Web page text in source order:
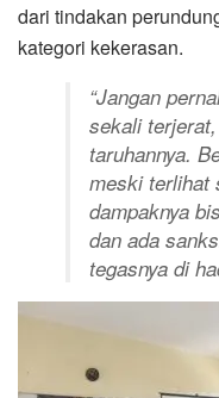
dari tindakan
kategori kekerasan.
“Jangan
sekali
taruhannya.
meski terlihat
dampaknya
dan ada
tegasnya di